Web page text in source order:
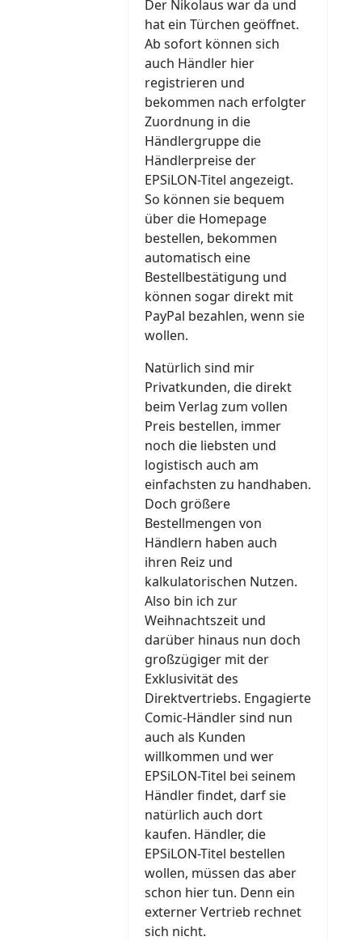
Der Nikolaus war da und
hat ein Türchen geöffnet.
Ab sofort können sich
auch Händler hier
registrieren und
bekommen nach erfolgter
Zuordnung in die
Händlergruppe die
Händlerpreise der
EPSiLON-Titel angezeigt.
So können sie bequem
über die Homepage
bestellen, bekommen
automatisch eine
Bestellbestätigung und
können sogar direkt mit
PayPal bezahlen, wenn sie
wollen.
Natürlich sind mir
Privatkunden, die direkt
beim Verlag zum vollen
Preis bestellen, immer
noch die liebsten und
logistisch auch am
einfachsten zu handhaben.
Doch größere
Bestellmengen von
Händlern haben auch
ihren Reiz und
kalkulatorischen Nutzen.
Also bin ich zur
Weihnachtszeit und
darüber hinaus nun doch
großzügiger mit der
Exklusivität des
Direktvertriebs. Engagierte
Comic-Händler sind nun
auch als Kunden
willkommen und wer
EPSiLON-Titel bei seinem
Händler findet, darf sie
natürlich auch dort
kaufen. Händler, die
EPSiLON-Titel bestellen
wollen, müssen das aber
schon hier tun. Denn ein
externer Vertrieb rechnet
sich nicht.